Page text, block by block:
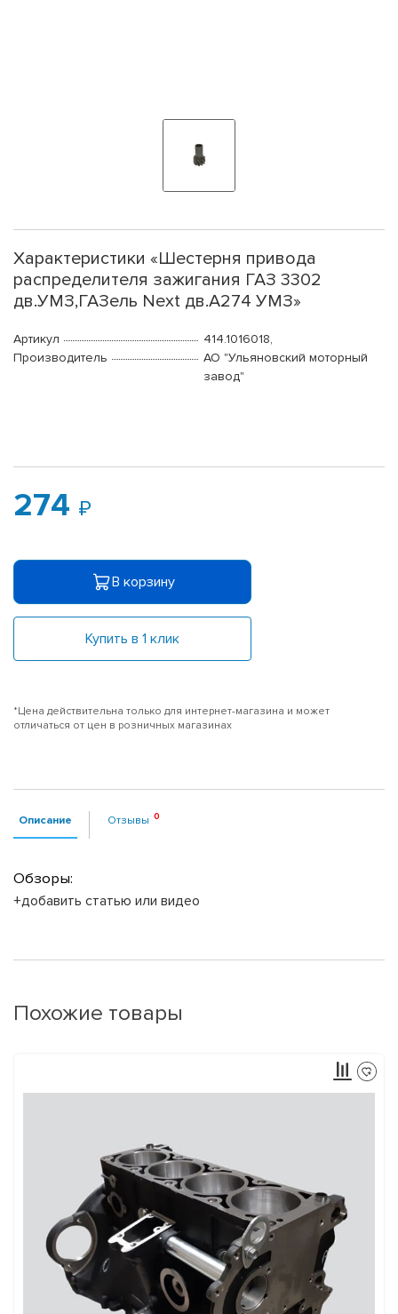
Характеристики «Шестерня привода
распределителя зажигания ГАЗ 3302
дв.УМЗ,ГАЗель Next дв.А274 УМЗ»
Артикул
414.1016018,
Производитель
АО "Ульяновский моторный
завод"
274
В корзину
Купить в 1 клик
*Цена действительна только для интернет-магазина и может
отличаться от цен в розничных магазинах
Описание Отзывы
Обзоры:
+добавить статью или видео
Похожие товары